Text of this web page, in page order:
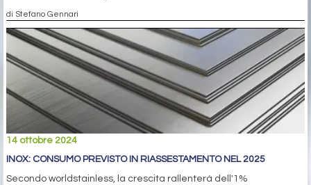
di Stefano Gennari
14 ottobre 2024
INOX: CONSUMO PREVISTO IN RIASSESTAMENTO NEL 2025
Secondo worldstainless, la crescita rallenterà dell'1%